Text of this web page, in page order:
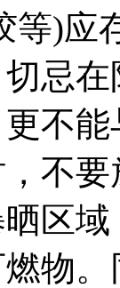
等)应
忌
不
不
区
物